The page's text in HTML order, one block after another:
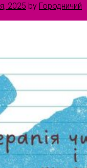
2025 by Городничий